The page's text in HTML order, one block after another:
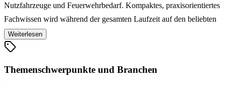
Nutzfahrzeuge und Feuerwehrbedarf. Kompaktes, praxisorientiertes
Fachwissen wird während der gesamten Laufzeit auf den beliebten
Ausstellerfachforen vermittelt. Im hochkarätigen Kongress der
KOMMUNALE Nürnberg Messe werden vielfältige Fragen rund
Weiterlesen
Themenschwerpunkte und Branchen